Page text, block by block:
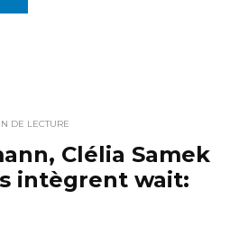
DE LECTURE
Clélia Samek
intègrent wait: